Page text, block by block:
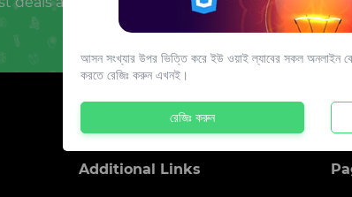
Additional Links
আসন সংখ্যার উপর ভিত্তি করে ইউ ওয়াই ল্যাবের সকল অনলাইন
করতে রেজিঃ করুন এখনই।
রেজিঃ করুন